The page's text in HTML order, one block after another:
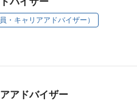
・キャリアアドバイザー）
アドバイザー